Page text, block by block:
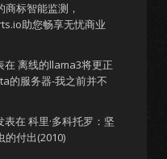
商标智能监测，
助您畅享无忧商业
在 离线的llama3将更正
的服务器-我之前并不
表在 科里·多科托罗：坚
的付出(2010)